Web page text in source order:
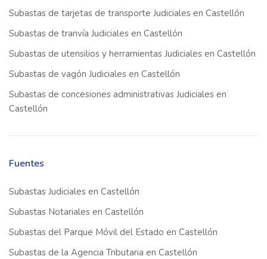
Subastas de tarjetas de transporte Judiciales en Castellón
Subastas de tranvía Judiciales en Castellón
Subastas de utensilios y herramientas Judiciales en Castellón
Subastas de vagón Judiciales en Castellón
Subastas de concesiones administrativas Judiciales en
Castellón
Fuentes
Subastas Judiciales en Castellón
Subastas Notariales en Castellón
Subastas del Parque Móvil del Estado en Castellón
Subastas de la Agencia Tributaria en Castellón